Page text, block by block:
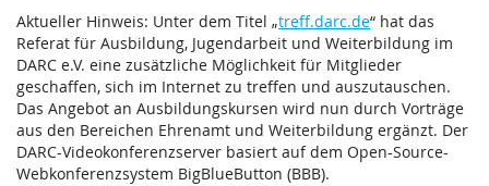
Aktueller Hinweis: Unter dem Titel „treff.darc.de“ hat das
Referat für Ausbildung, Jugendarbeit und Weiterbildung im
DARC e.V. eine zusätzliche Möglichkeit für Mitglieder
geschaffen, sich im Internet zu treffen und auszutauschen.
Das Angebot an Ausbildungskursen wird nun durch Vorträge
aus den Bereichen Ehrenamt und Weiterbildung ergänzt. Der
DARC-Videokonferenzserver basiert auf dem Open-Source-
Webkonferenzsystem BigBlueButton (BBB).